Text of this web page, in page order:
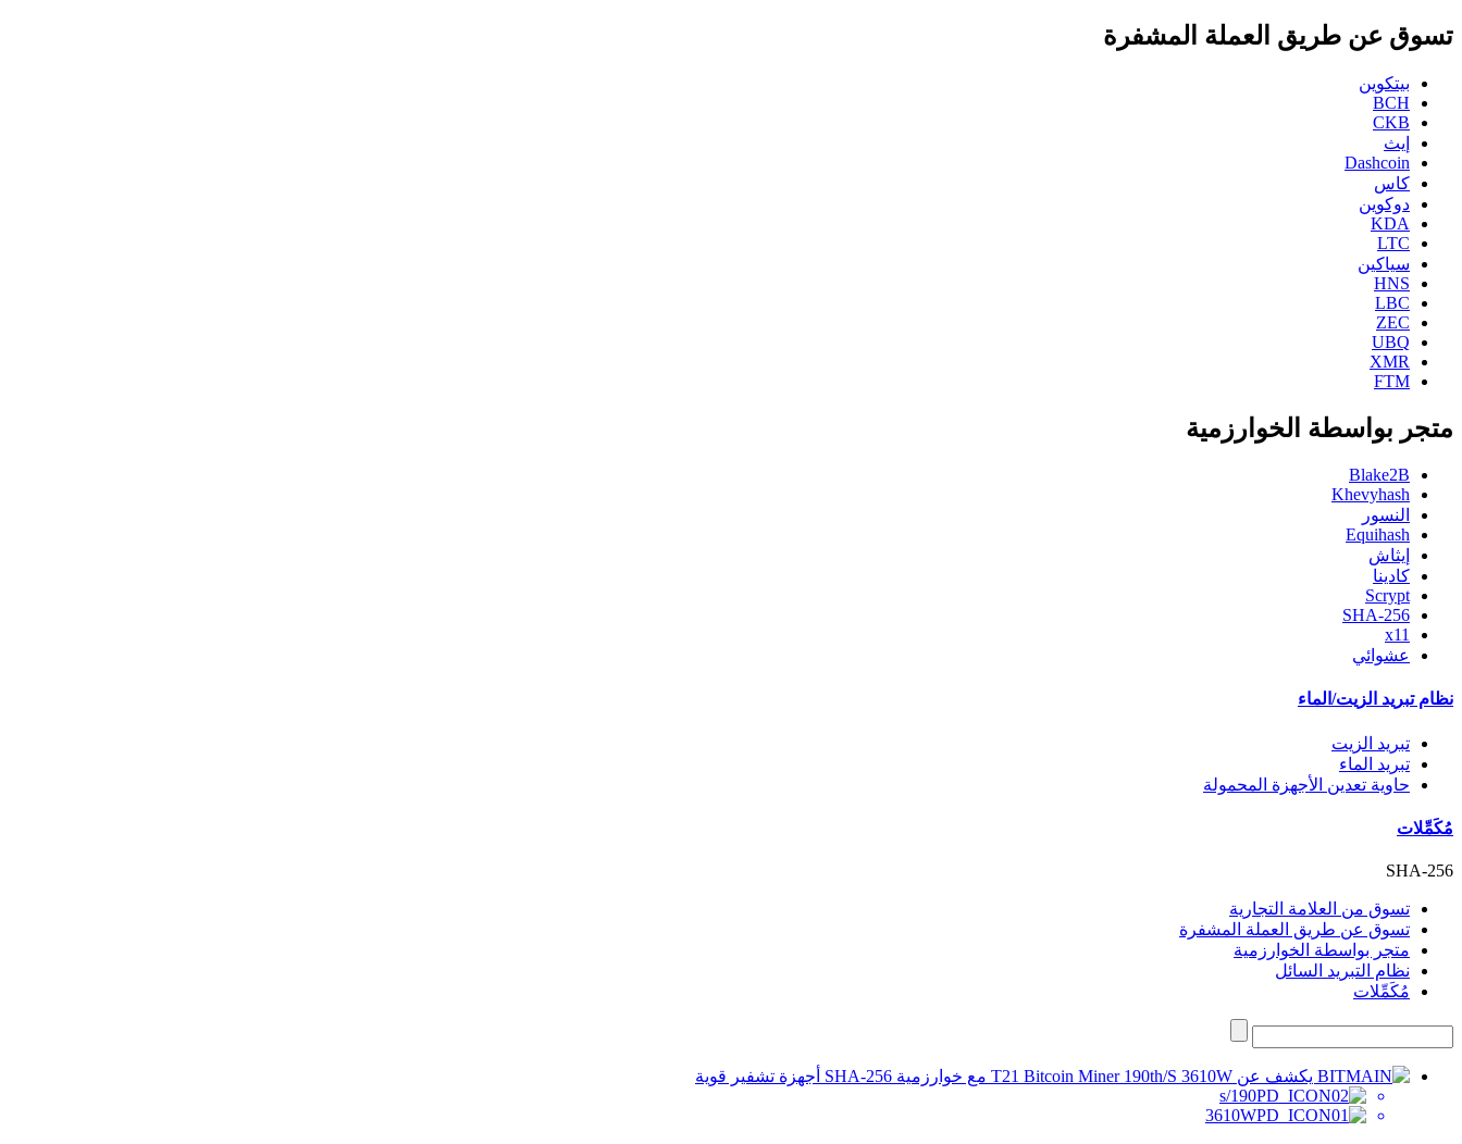
تسوق عن طريق العملة المشفرة
بيتكوين
BCH
CKB
إيث
Dashcoin
كاس
دوكوين
KDA
LTC
سياكين
HNS
LBC
ZEC
UBQ
XMR
FTM
متجر بواسطة الخوارزمية
Blake2B
Khevyhash
النسور
Equihash
إيثاش
كادينا
Scrypt
SHA-256
x11
عشوائي
نظام تبريد الزيت/الماء
تبريد الزيت
تبريد الماء
حاوية تعدين الأجهزة المحمولة
مُكَمِّلات
SHA-256
تسوق من العلامة التجارية
تسوق عن طريق العملة المشفرة
متجر بواسطة الخوارزمية
نظام التبريد السائل
مُكَمِّلات
190/s
3610W